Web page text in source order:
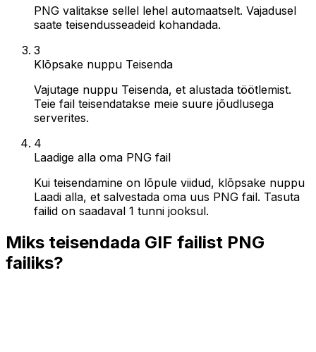
PNG valitakse sellel lehel automaatselt. Vajadusel
saate teisendusseadeid kohandada.
3
Klõpsake nuppu Teisenda
Vajutage nuppu Teisenda, et alustada töötlemist.
Teie fail teisendatakse meie suure jõudlusega
serverites.
4
Laadige alla oma PNG fail
Kui teisendamine on lõpule viidud, klõpsake nuppu
Laadi alla, et salvestada oma uus PNG fail. Tasuta
failid on saadaval 1 tunni jooksul.
Miks teisendada GIF failist PNG
failiks?